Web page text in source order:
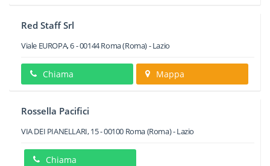
Red Staff Srl
Viale EUROPA, 6-00144Roma(Roma) -Lazio
Chiama Mappa
Rossella Pacifici
VIA DEI PIANELLARI, 15-00100 Roma(Roma) -Lazio
Chiama